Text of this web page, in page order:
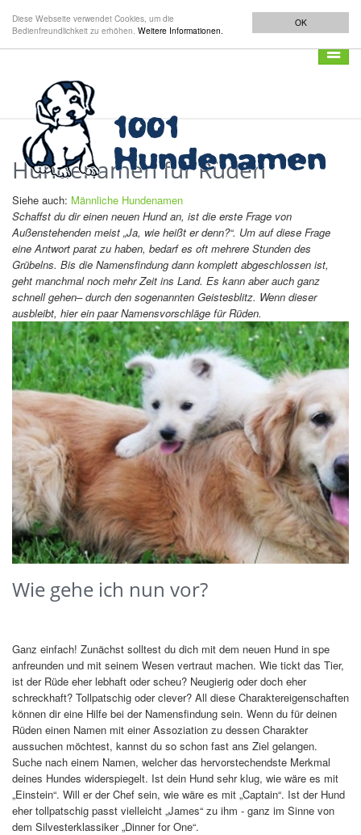
OK
Diese Webseite verwendet Cookies, um die
Bedienfreundlichkeit zu erhöhen. Weitere Informationen.
Hundenamen für Rüden
Siehe auch: Männliche Hundenamen
Schaffst du dir einen neuen Hund an, ist die erste Frage von
Außenstehenden meist „Ja, wie heißt er denn?“. Um auf diese Frage
eine Antwort parat zu haben, bedarf es oft mehrere Stunden des
Grübelns. Bis die Namensfindung dann komplett abgeschlossen ist,
geht manchmal noch mehr Zeit ins Land. Es kann aber auch ganz
schnell gehen– durch den sogenannten Geistesblitz. Wenn dieser
ausbleibt, hier ein paar Namensvorschläge für Rüden.
Wie gehe ich nun vor?
Ganz einfach! Zunächst solltest du dich mit dem neuen Hund in spe
anfreunden und mit seinem Wesen vertraut machen. Wie tickt das Tier,
ist der Rüde eher lebhaft oder scheu? Neugierig oder doch eher
schreckhaft? Tollpatschig oder clever? All diese Charaktereigenschaften
können dir eine Hilfe bei der Namensfindung sein. Wenn du für deinen
Rüden einen Namen mit einer Assoziation zu dessen Charakter
aussuchen möchtest, kannst du so schon fast ans Ziel gelangen.
Suche nach einem Namen, welcher das hervorstechendste Merkmal
deines Hundes widerspiegelt. Ist dein Hund sehr klug, wie wäre es mit
„Einstein“. Will er der Chef sein, wie wäre es mit „Captain“. Ist der Hund
eher tollpatschig passt vielleicht „James“ zu ihm - ganz im Sinne von
dem Silvesterklassiker „Dinner for One“.